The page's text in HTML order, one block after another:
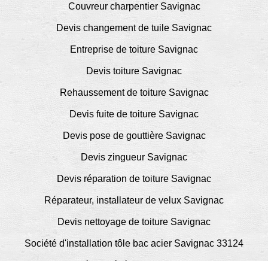
Couvreur charpentier Savignac
Devis changement de tuile Savignac
Entreprise de toiture Savignac
Devis toiture Savignac
Rehaussement de toiture Savignac
Devis fuite de toiture Savignac
Devis pose de gouttière Savignac
Devis zingueur Savignac
Devis réparation de toiture Savignac
Réparateur, installateur de velux Savignac
Devis nettoyage de toiture Savignac
Société d'installation tôle bac acier Savignac 33124